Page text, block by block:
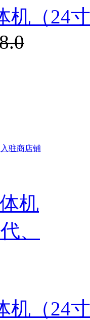
机（24
入驻商店铺
机（24